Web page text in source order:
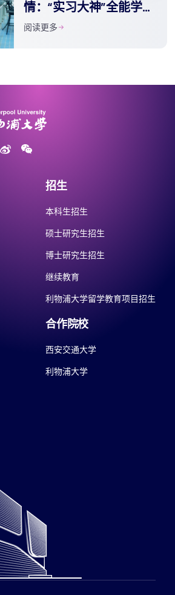
情：“实习大神”全能学姐
的风险管理攻略
阅读更多
招生
本科生招生
硕士研究生招生
博士研究生招生
继续教育
利物浦大学留学教育项目招生
合作院校
西安交通大学
利物浦大学